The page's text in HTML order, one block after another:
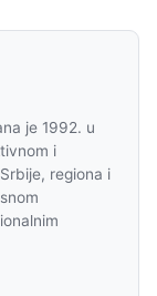
je 1992. u
i
regiona i